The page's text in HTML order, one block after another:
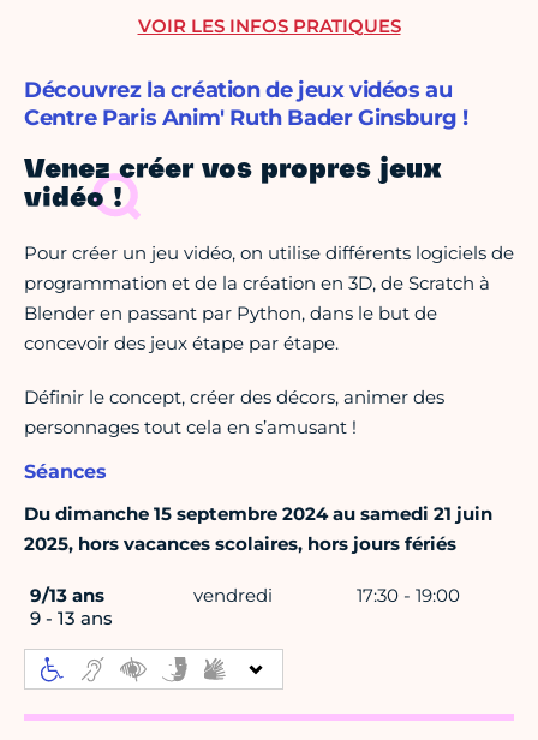
Découvrez la création de jeux vidéos au
Centre Paris Anim' Ruth Bader Ginsburg !
Venez créer vos propres jeux
vidéo !
Pour créer un jeu vidéo, on utilise différents logiciels de
programmation et de la création en 3D, de Scratch à
Blender en passant par Python, dans le but de
concevoir des jeux étape par étape.
Définir le concept, créer des décors, animer des
personnages tout cela en s’amusant !
Séances
Du dimanche 15 septembre 2024 au samedi 21 juin
2025, hors vacances scolaires, hors jours fériés
9/13 ans
9 - 13 ans
vendredi 17:30 - 19:00
VOIR LES INFOS PRATIQUES